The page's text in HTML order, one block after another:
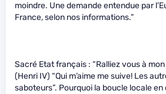
moindre. Une demande entendue par
France, selon nos informations.”
Sacré Etat français : “Ralliez vous à
(Henri IV) “Qui m’aime me suive! Les
saboteurs”. Pourquoi la boucle locale